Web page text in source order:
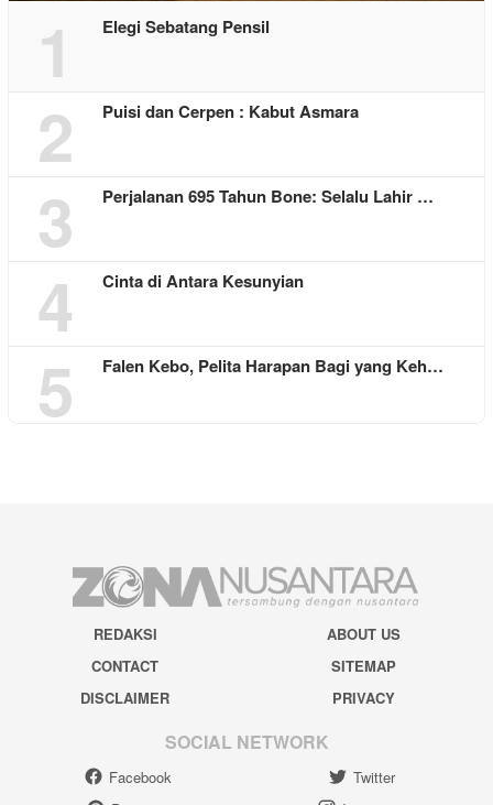
1 Elegi Sebatang Pensil
2 Puisi dan Cerpen : Kabut Asmara
3 Perjalanan 695 Tahun Bone: Selalu Lahir …
4 Cinta di Antara Kesunyian
5 Falen Kebo, Pelita Harapan Bagi yang Keh…
REDAKSI
ABOUT US
CONTACT
SITEMAP
DISCLAIMER
PRIVACY
SOCIAL NETWORK
Facebook
Twitter